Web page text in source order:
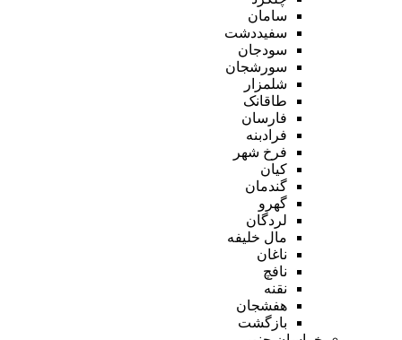
سامان
سفیددشت
سودجان
سورشجان
شلمزار
طاقانک
فارسان
فرادبنه
فرخ شهر
کیان
گندمان
گهرو
لردگان
مال خلیفه
ناغان
نافچ
نقنه
هفشجان
بازگشت